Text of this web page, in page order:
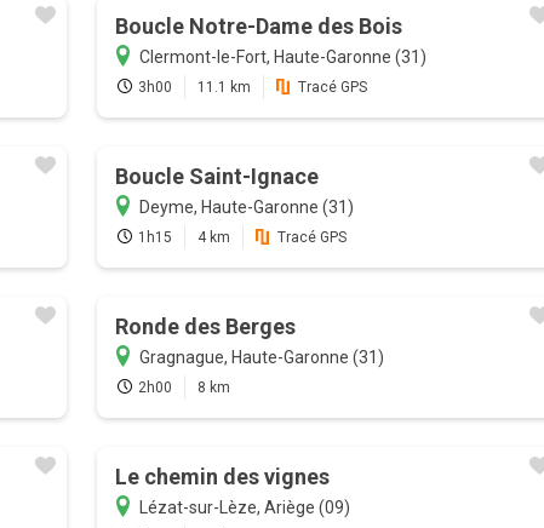
Boucle Notre-Dame des Bois
Clermont-le-Fort, Haute-Garonne (31)
3h00 11.1 km Tracé GPS
Boucle Saint-Ignace
Deyme, Haute-Garonne (31)
1h15 4 km Tracé GPS
Ronde des Berges
Gragnague, Haute-Garonne (31)
2h00 8 km
Le chemin des vignes
Lézat-sur-Lèze, Ariège (09)